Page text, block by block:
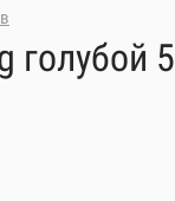
голубой 5